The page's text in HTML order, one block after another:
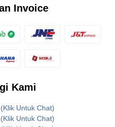
Invoice
Kami
(Klik Untuk Chat)
(Klik Untuk Chat)